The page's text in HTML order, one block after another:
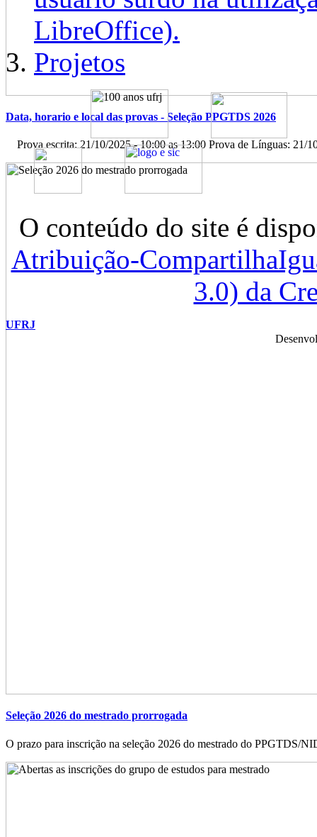
Data, horario e local das provas - Seleção PPGTDS 2026
Prova escrita: 21/10/2025 - 10:00 as 13:00 Prova de Línguas: 21/
Seleção 2026 do mestrado prorrogada
O prazo para inscrição na seleção 2026 do mestrado do PPGTDS/
LibreOffice).
Projetos
O conteúdo do site é
Atribuição-
3.0) da
UFRJ